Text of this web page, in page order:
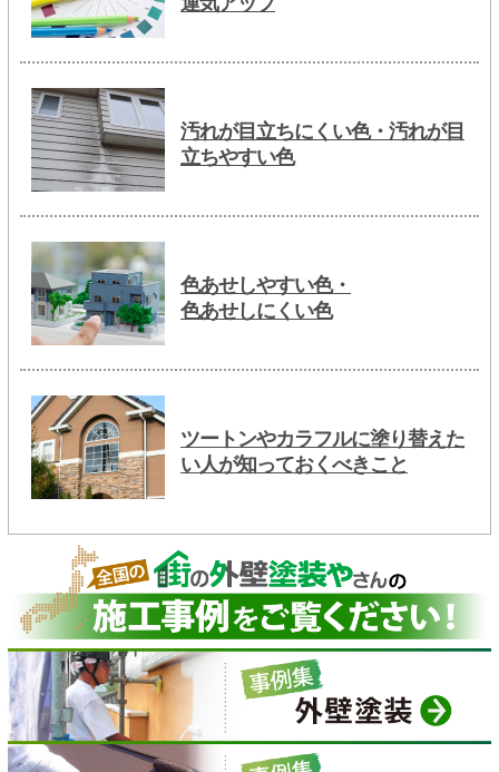
汚れが目立ちにくい色・汚れが目
立ちやすい色
色あせしやすい色・
色あせしにくい色
ツートンやカラフルに塗り替えた
い人が知っておくべきこと